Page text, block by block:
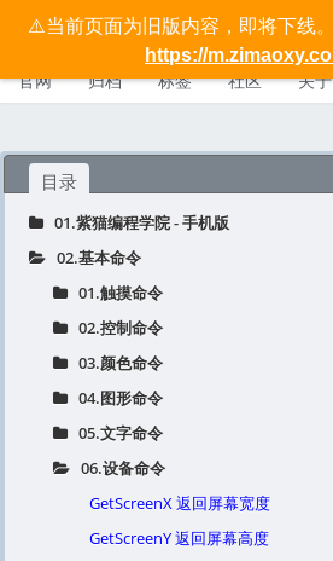
⚠️当前页面为旧版内容，即将下线
https://
按键精灵手机版宝典 - 紫猫学院
官网 归档 标签 社区 关于
目录
01.紫猫编程学院 - 手机版
02.基本命令
01.触摸命令
02.控制命令
03.颜色命令
04.图形命令
05.文字命令
06.设备命令
GetScreenX 返回屏幕宽度
GetScreenY 返回屏幕高度